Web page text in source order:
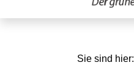
Sie sind hier: